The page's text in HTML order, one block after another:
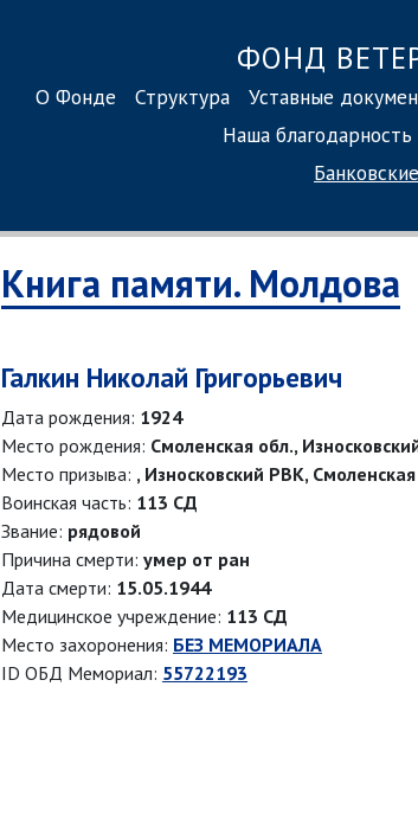
ФОНД
О Фонде Структура Уставные
Наша благодарность
Книга памяти. Молдова
Галкин Николай Григорьевич
Дата рождения: 1924
Место рождения: Смоленская обл.,
Место призыва: , Износковский РВК,
Воинская часть: 113 СД
Звание: рядовой
Причина смерти: умер от ран
Дата смерти: 15.05.1944
Медицинское учреждение: 113 СД
Место захоронения: БЕЗ МЕМОРИАЛА
ID ОБД Мемориал: 55722193